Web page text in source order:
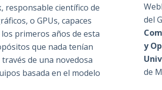
responsable científico de
o GPUs, capaces
primeros años de esta
que nada tenían
de una novedosa
basada en el modelo
del
y
de